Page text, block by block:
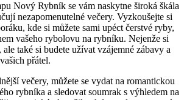
Nový Rybník se vám naskytne široká škála
nezapomenutelné večery. Vyzkoušejte si
kde si můžete sami upéct čerstvé ryby,
vašeho rybolovu na rybníku. Nejenže si
také si budete užívat vzájemné zábavy a
přátel.
večery, můžete se vydat na romantickou
rybníka a sledovat soumrak s výhledem na